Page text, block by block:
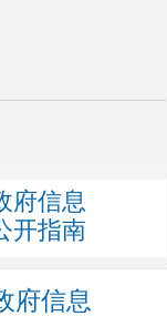
府信息
开指南
府信息